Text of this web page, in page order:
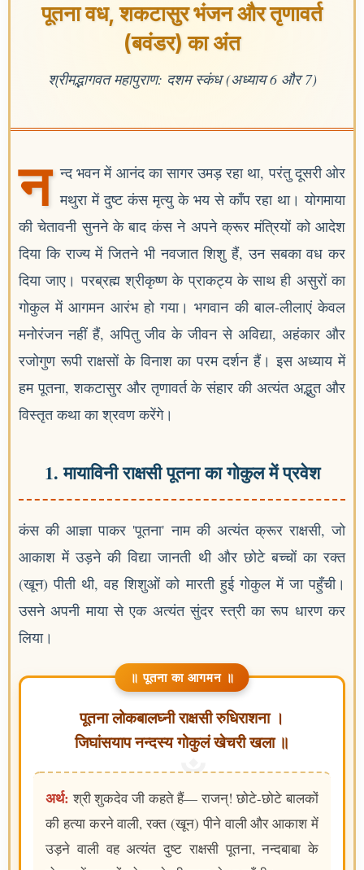
पूतना वध, शकटासुर भंजन और तृणावर्त
(बवंडर) का अंत
श्रीमद्भागवत महापुराण: दशम स्कंध (अध्याय 6 और 7)
न न्द भवन में आनंद का सागर उमड़ रहा था, परंतु दूसरी ओर
मथुरा में दुष्ट कंस मृत्यु के भय से काँप रहा था। योगमाया
की चेतावनी सुनने के बाद कंस ने अपने क्रूर मंत्रियों को आदेश
दिया कि राज्य में जितने भी नवजात शिशु हैं, उन सबका वध कर
दिया जाए। परब्रह्म श्रीकृष्ण के प्राकट्य के साथ ही असुरों का
गोकुल में आगमन आरंभ हो गया। भगवान की बाल-लीलाएं केवल
मनोरंजन नहीं हैं, अपितु जीव के जीवन से अविद्या, अहंकार और
रजोगुण रूपी राक्षसों के विनाश का परम दर्शन हैं। इस अध्याय में
हम पूतना, शकटासुर और तृणावर्त के संहार की अत्यंत अद्भुत और
विस्तृत कथा का श्रवण करेंगे।
1. मायाविनी राक्षसी पूतना का गोकुल में प्रवेश
कंस की आज्ञा पाकर 'पूतना' नाम की अत्यंत क्रूर राक्षसी, जो
आकाश में उड़ने की विद्या जानती थी और छोटे बच्चों का रक्त
(खून) पीती थी, वह शिशुओं को मारती हुई गोकुल में जा पहुँची।
उसने अपनी माया से एक अत्यंत सुंदर स्त्री का रूप धारण कर
लिया।
॥ पूतना का आगमन ॥
पूतना लोकबालघ्नी राक्षसी रुधिराशना ।
जिघांसयाप नन्दस्य गोकुलं खेचरी खला ॥
अर्थ: श्री शुकदेव जी कहते हैं— राजन्! छोटे-छोटे बालकों
की हत्या करने वाली, रक्त (खून) पीने वाली और आकाश में
उड़ने वाली वह अत्यंत दुष्ट राक्षसी पूतना, नन्दबाबा के